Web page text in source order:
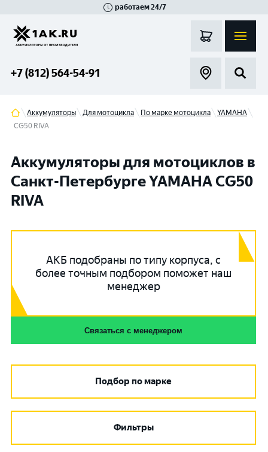
работаем 24/7
+7 (812) 564-54-91
Аккумуляторы Для мотоцикла По марке мотоцикла
YAMAHA
CG50 RIVA
Аккумуляторы для мотоциклов в
Санкт-Петербурге YAMAHA CG50
RIVA
АКБ подобраны по типу корпуса, с
более точным подбором поможет наш
менеджер
Связаться с менеджером
Подбор по марке
Фильтры
Гатчина